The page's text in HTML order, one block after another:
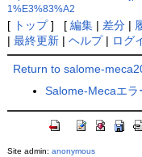
1%E3%83%A2
[ トップ] [ 編集| 差分|
| 最終更新| ヘルプ| ログ
Return to salome-
Salome-Mecaエラ
Site admin: anonymous